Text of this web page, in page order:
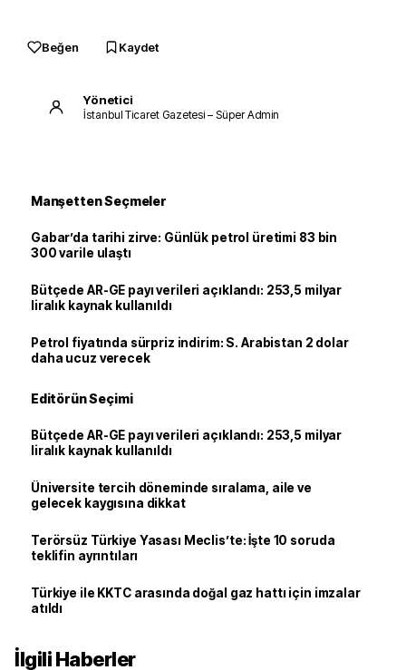
Beğen Kaydet
Yönetici
İstanbul Ticaret Gazetesi – Süper Admin
Manşetten Seçmeler
Gabar’da tarihi zirve: Günlük petrol üretimi 83 bin
300 varile ulaştı
Bütçede AR-GE payı verileri açıklandı: 253,5 milyar
liralık kaynak kullanıldı
Petrol fiyatında sürpriz indirim: S. Arabistan 2 dolar
daha ucuz verecek
Editörün Seçimi
Bütçede AR-GE payı verileri açıklandı: 253,5 milyar
liralık kaynak kullanıldı
Üniversite tercih döneminde sıralama, aile ve
gelecek kaygısına dikkat
Terörsüz Türkiye Yasası Meclis’te: İşte 10 soruda
teklifin ayrıntıları
Türkiye ile KKTC arasında doğal gaz hattı için imzalar
atıldı
İlgili Haberler